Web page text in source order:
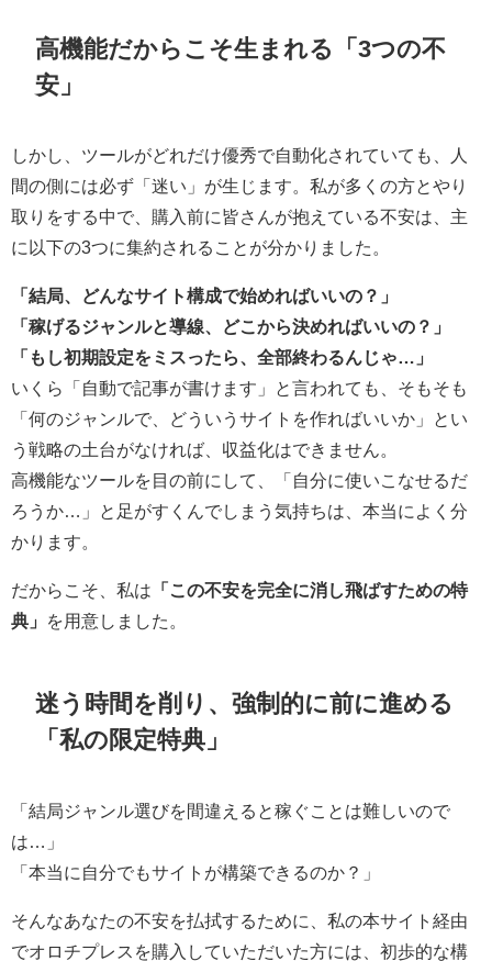
高機能だからこそ生まれる「3つの不
安」
しかし、ツールがどれだけ優秀で自動化されていても、人
間の側には必ず「迷い」が生じます。私が多くの方とやり
取りをする中で、購入前に皆さんが抱えている不安は、主
に以下の3つに集約されることが分かりました。
「結局、どんなサイト構成で始めればいいの？」
「稼げるジャンルと導線、どこから決めればいいの？」
「もし初期設定をミスったら、全部終わるんじゃ…」
いくら「自動で記事が書けます」と言われても、そもそも
「何のジャンルで、どういうサイトを作ればいいか」とい
う戦略の土台がなければ、収益化はできません。
高機能なツールを目の前にして、「自分に使いこなせるだ
ろうか…」と足がすくんでしまう気持ちは、本当によく分
かります。
だからこそ、私は 「この不安を完全に消し飛ばすための特
典」
を用意しました。
迷う時間を削り、強制的に前に進める
「私の限定特典」
「結局ジャンル選びを間違えると稼ぐことは難しいので
は…」
「本当に自分でもサイトが構築できるのか？」
そんなあなたの不安を払拭するために、私の本サイト経由
でオロチプレスを購入していただいた方には、初歩的な構